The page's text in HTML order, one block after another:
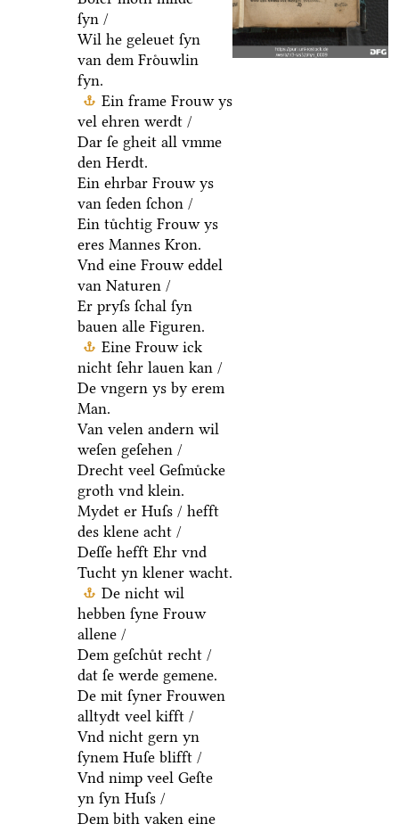
ſyn /
Wil he geleuet ſyn
van dem Froͤuwlin
fyn.
Ein frame Frouw ys
vel ehren werdt /
Dar ſe gheit all vmme
den Herdt.
Ein ehrbar Frouw ys
van ſeden ſchon /
Ein tuͤchtig Frouw ys
eres Mannes Kron.
Vnd eine Frouw eddel
van Naturen /
Er pryſs ſchal ſyn
bauen alle Figuren.
Eine Frouw ick
nicht ſehr lauen kan /
De vngern ys by erem
Man.
Van velen andern wil
weſen geſehen /
Drecht veel Geſmuͤcke
groth vnd klein.
Mydet er Huſs / hefft
des klene acht /
Deſſe hefft Ehr vnd
Tucht yn klener wacht.
De nicht wil
hebben ſyne Frouw
allene /
Dem geſchuͤt recht /
dat ſe werde gemene.
De mit ſyner Frouwen
alltydt veel kifft /
Vnd nicht gern yn
ſynem Huſe blifft /
Vnd nimp veel Geſte
yn ſyn Huſs /
Dem bith vaken eine